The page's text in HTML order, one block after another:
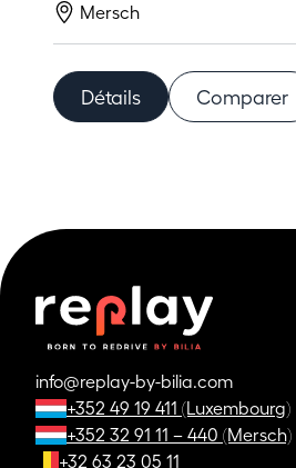
Mersch
Détails Comparer
info@replay-by-bilia.com
+352 49 19 411 (Luxembourg)
+352 32 91 11 – 440 (Mersch)
+32 63 23 05 11